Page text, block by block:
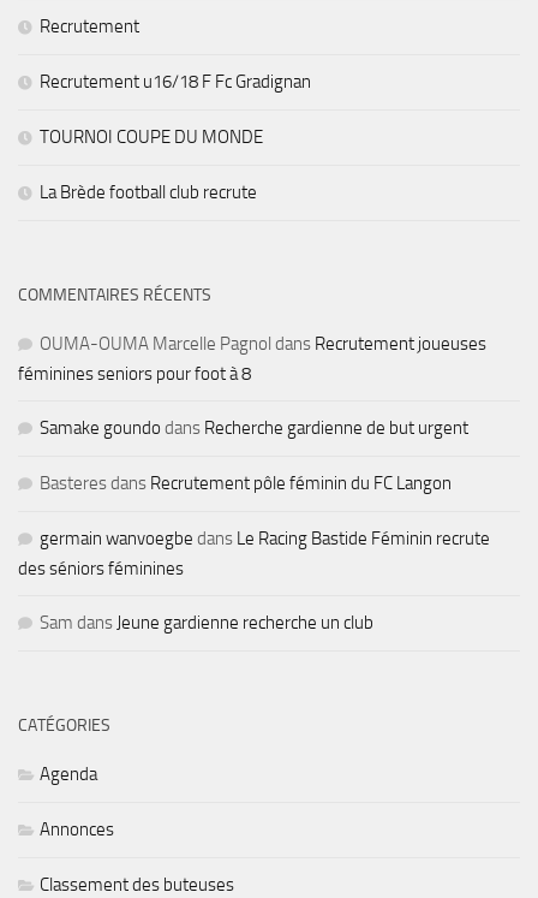
Recrutement
Recrutement u16/18 F Fc Gradignan
TOURNOI COUPE DU MONDE
La Brède football club recrute
COMMENTAIRES RÉCENTS
OUMA-OUMA Marcelle Pagnol dans Recrutement joueuses
féminines seniors pour foot à 8
Samake goundo dans Recherche gardienne de but urgent
Basteresdans Recrutement pôle féminin du FC Langon
germain wanvoegbe dans Le Racing Bastide Féminin recrute
des séniors féminines
Sam dans Jeune gardienne recherche un club
CATÉGORIES
Agenda
Annonces
Classement des buteuses